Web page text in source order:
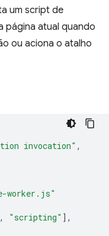
um script de
página atual quando
ou aciona o atalho
invocation" ,
worker.js"
, "scripting" ],